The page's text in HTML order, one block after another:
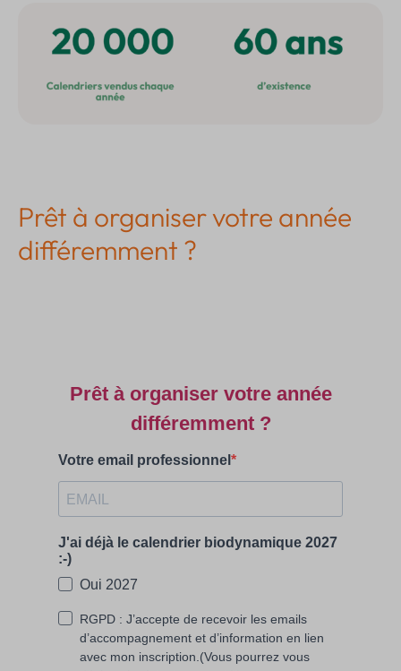
Prêt à organiser votre année
différemment ?